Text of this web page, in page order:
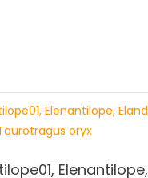
Elenantilope,